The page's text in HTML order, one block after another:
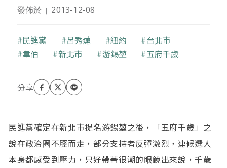
本文作者被學術界認為是政治人物，被政治圈說是讀
華，因此只好繼續在學術與政治之間流浪，並嘗試寫
一些風花雪月文章來野人獻曝。
部落格： http://blog.roodo.com/aswing1978
發佈於 ｜ 2013-12-08
關鍵字
民進黨 呂秀蓮 紐約
台北市
韋伯
新北市 游錫堃 五府千歲
民進黨確定在新北市提名游錫堃之後，「五府千歲」之
說在政治圈不脛而走，部分支持者反彈激烈，連候選人
本身都感受到壓力，只好帶著很潮的眼鏡出來說，千歲